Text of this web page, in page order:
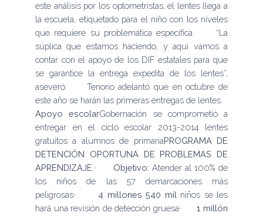
este análisis por los optometristas, el lentes llega a
la escuela, etiquetado para el niño con los niveles
que requiere su problemática específica. “La
súplica que estamos haciendo, y aquí vamos a
contar con el apoyo de los DIF estatales para que
se garantice la entrega expedita de los lentes”,
aseveró. Tenorio adelantó que en octubre de
este año se harán las primeras entregas de lentes.
Apoyo escolarGobernación se comprometió a
entregar en el ciclo escolar 2013-2014 lentes
gratuitos a alumnos de primariaPROGRAMA DE
DETENCIÓN OPORTUNA DE PROBLEMAS DE
APRENDIZAJE.· Objetivo: Atender al 100% de
los niños de las 57 demarcaciones más
peligrosas· 4 millones 540 milniños se les
hará una revisión de detección gruesa·1 millón